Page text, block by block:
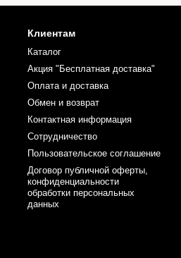
Клиентам
Каталог
Акция "Бесплатная доставка"
Оплата и доставка
Обмен и возврат
Контактная информация
Сотрудничество
Пользовательское соглашение
Договор публичной оферты,
конфиденциальности
обработки персональных
данных